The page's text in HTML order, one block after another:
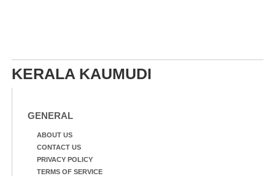
KERALA KAUMUDI
GENERAL
ABOUT US
CONTACT US
PRIVACY POLICY
TERMS OF SERVICE